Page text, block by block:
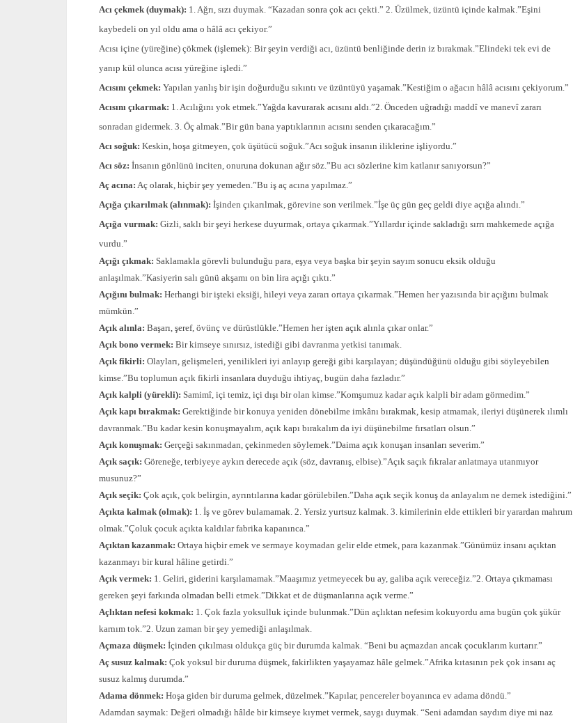
Acı çekmek (duymak): 1. Ağrı, sızı duymak. “Kazadan sonra çok acı çekti.” 2. Üzülmek, üzüntü içinde kalmak.”Eşini
kaybedeli on yıl oldu ama o hâlâ acı çekiyor.”
Acısı içine (yüreğine) çökmek (işlemek): Bir şeyin verdiği acı, üzüntü benliğinde derin iz bırakmak.”Elindeki tek evi de
yanıp kül olunca acısı yüreğine işledi.”
Acısını çekmek: Yapılan yanlış bir işin doğurduğu sıkıntı ve üzüntüyü yaşamak.”Kestiğim o ağacın hâlâ acısını çekiyorum.”
Acısını çıkarmak: 1. Acılığını yok etmek.”Yağda kavurarak acısını aldı.”2. Önceden uğradığı maddî ve manevî zararı
sonradan gidermek. 3. Öç almak.”Bir gün bana yaptıklarının acısını senden çıkaracağım.”
Acı soğuk: Keskin, hoşa gitmeyen, çok üşütücü soğuk.”Acı soğuk insanın iliklerine işliyordu.”
Acı söz: İnsanın gönlünü inciten, onuruna dokunan ağır söz.”Bu acı sözlerine kim katlanır sanıyorsun?”
Aç acına: Aç olarak, hiçbir şey yemeden.”Bu iş aç acına yapılmaz.”
Açığa çıkarılmak (alınmak): İşinden çıkarılmak, görevine son verilmek.”İşe üç gün geç geldi diye açığa alındı.”
Açığa vurmak: Gizli, saklı bir şeyi herkese duyurmak, ortaya çıkarmak.”Yıllardır içinde sakladığı sırrı mahkemede açığa
vurdu.”
Açığı çıkmak: Saklamakla görevli bulunduğu para, eşya veya başka bir şeyin sayım sonucu eksik olduğu
anlaşılmak.”Kasiyerin salı günü akşamı on bin lira açığı çıktı.”
Açığını bulmak: Herhangi bir işteki eksiği, hileyi veya zararı ortaya çıkarmak.”Hemen her yazısında bir açığını bulmak
mümkün.”
Açık alınla: Başarı, şeref, övünç ve dürüstlükle.”Hemen her işten açık alınla çıkar onlar.”
Açık bono vermek: Bir kimseye sınırsız, istediği gibi davranma yetkisi tanımak.
Açık fikirli: Olayları, gelişmeleri, yenilikleri iyi anlayıp gereği gibi karşılayan; düşündüğünü olduğu gibi söyleyebilen
kimse.”Bu toplumun açık fikirli insanlara duyduğu ihtiyaç, bugün daha fazladır.”
Açık kalpli (yürekli): Samimî, içi temiz, içi dışı bir olan kimse.”Komşumuz kadar açık kalpli bir adam görmedim.”
Açık kapı bırakmak: Gerektiğinde bir konuya yeniden dönebilme imkânı bırakmak, kesip atmamak, ileriyi düşünerek ılımlı
davranmak.”Bu kadar kesin konuşmayalım, açık kapı bırakalım da iyi düşünebilme fırsatları olsun.”
Açık konuşmak: Gerçeği sakınmadan, çekinmeden söylemek.”Daima açık konuşan insanları severim.”
Açık saçık: Göreneğe, terbiyeye aykırı derecede açık (söz, davranış, elbise).”Açık saçık fıkralar anlatmaya utanmıyor
musunuz?”
Açık seçik: Çok açık, çok belirgin, ayrıntılarına kadar görülebilen.”Daha açık seçik konuş da anlayalım ne demek istediğini.”
Açıkta kalmak (olmak): 1. İş ve görev bulamamak. 2. Yersiz yurtsuz kalmak. 3. kimilerinin elde ettikleri bir yarardan mahrum
olmak.”Çoluk çocuk açıkta kaldılar fabrika kapanınca.”
Açıktan kazanmak: Ortaya hiçbir emek ve sermaye koymadan gelir elde etmek, para kazanmak.”Günümüz insanı açıktan
kazanmayı bir kural hâline getirdi.”
Açık vermek: 1. Geliri, giderini karşılamamak.”Maaşımız yetmeyecek bu ay, galiba açık vereceğiz.”2. Ortaya çıkmaması
gereken şeyi farkında olmadan belli etmek.”Dikkat et de düşmanlarına açık verme.”
Açlıktan nefesi kokmak: 1. Çok fazla yoksulluk içinde bulunmak.”Dün açlıktan nefesim kokuyordu ama bugün çok şükür
karnım tok.”2. Uzun zaman bir şey yemediği anlaşılmak.
Açmaza düşmek: İçinden çıkılması oldukça güç bir durumda kalmak. “Beni bu açmazdan ancak çocuklarım kurtarır.”
Aç susuz kalmak: Çok yoksul bir duruma düşmek, fakirlikten yaşayamaz hâle gelmek.”Afrika kıtasının pek çok insanı aç
susuz kalmış durumda.”
Adama dönmek: Hoşa giden bir duruma gelmek, düzelmek.”Kapılar, pencereler boyanınca ev adama döndü.”
Adamdan saymak: Değeri olmadığı hâlde bir kimseye kıymet vermek, saygı duymak. “Seni adamdan saydım diye mi naz